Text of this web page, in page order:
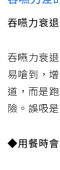
吞嚥力衰
吞嚥力衰
易嗆到，
道，而是
險。誤吸
◆用餐時會